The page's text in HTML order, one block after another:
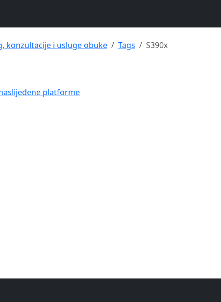
konzultacije i usluge obuke Tags S390x
platforme